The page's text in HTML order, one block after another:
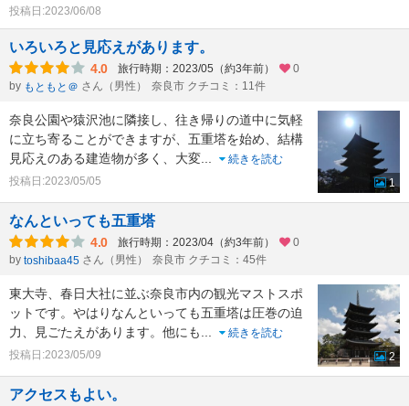
投稿日:2023/06/08
いろいろと見応えがあります。
4.0 旅行時期：2023/05（約3年前）
0
by もともと＠ さん（男性） 奈良市 クチコミ：11件
奈良公園や猿沢池に隣接し、往き帰りの道中に気軽
に立ち寄ることができますが、五重塔を始め、結構
見応えのある建造物が多く、大変
続きを読む
投稿日:2023/05/05
1
なんといっても五重塔
4.0 旅行時期：2023/04（約3年前）
0
by toshibaa45 さん（男性） 奈良市 クチコミ：45件
東大寺、春日大社に並ぶ奈良市内の観光マストスポ
ットです。やはりなんといっても五重塔は圧巻の迫
力、見ごたえがあります。他にも
続きを読む
投稿日:2023/05/09
2
アクセスもよい。